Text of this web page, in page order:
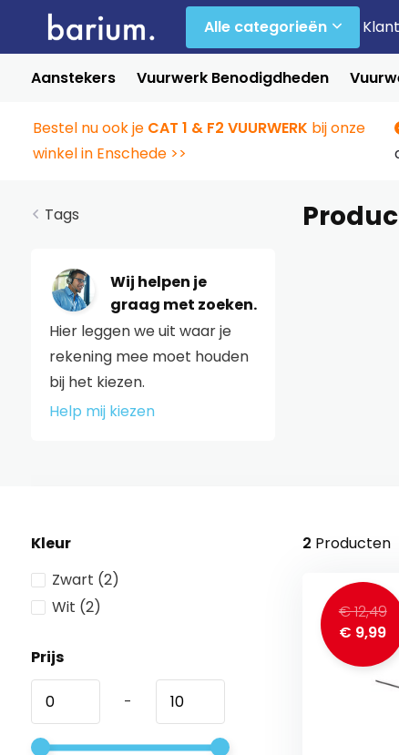
Alle categorieën
Aanstekers Vuurwerk Benodigdheden
Bestel nu ook je CAT 1 & F2 VUURWERK bij onze
winkel in Enschede >>
Tags
Wij helpen je
graag met zoeken.
Hier leggen we uit waar je
rekening mee moet houden
bij het kiezen.
Help mij kiezen
Kleur
Zwart (2)
Wit (2)
Prijs
-
2 Producten
€ 12,49
€ 9,99